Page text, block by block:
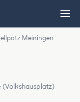
Meiningen
(Volkshausplatz)